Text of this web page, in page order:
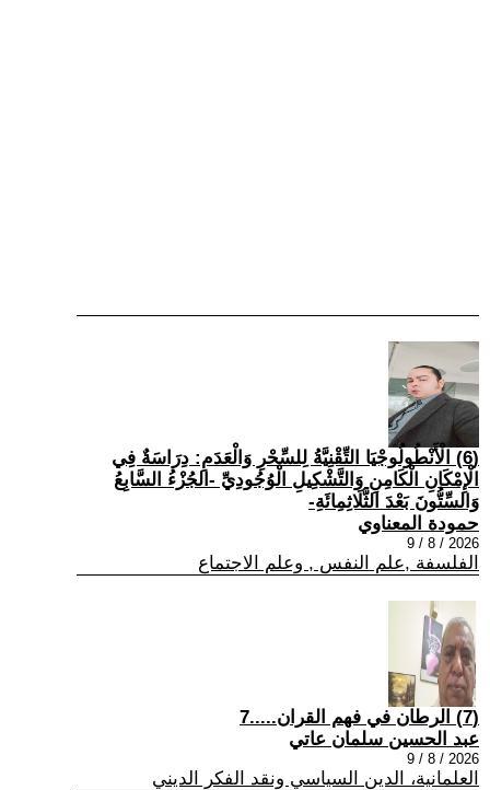
(6) الْأَنْطُولُوجْيَا التِّقْنِيَّةُ لِلسِّحْرِ وَالْعَدَمِ: دِرَاسَةٌ فِي
الْإِمْكَانِ الْكَامِنِ وَالتَّشْكِيلِ الْوُجُودِيِّ -الجُزْءُ السَّابِعُ
وَالسِّتُّونَ بَعْدَ الثَّلَاثِمِائَةِ-
حمودة المعناوي
2026 / 8 / 9
الفلسفة ,علم النفس , وعلم الاجتماع
(7) الرطان في فهم القران.....7
عبد الحسين سلمان عاتي
2026 / 8 / 9
العلمانية، الدين السياسي ونقد الفكر الديني